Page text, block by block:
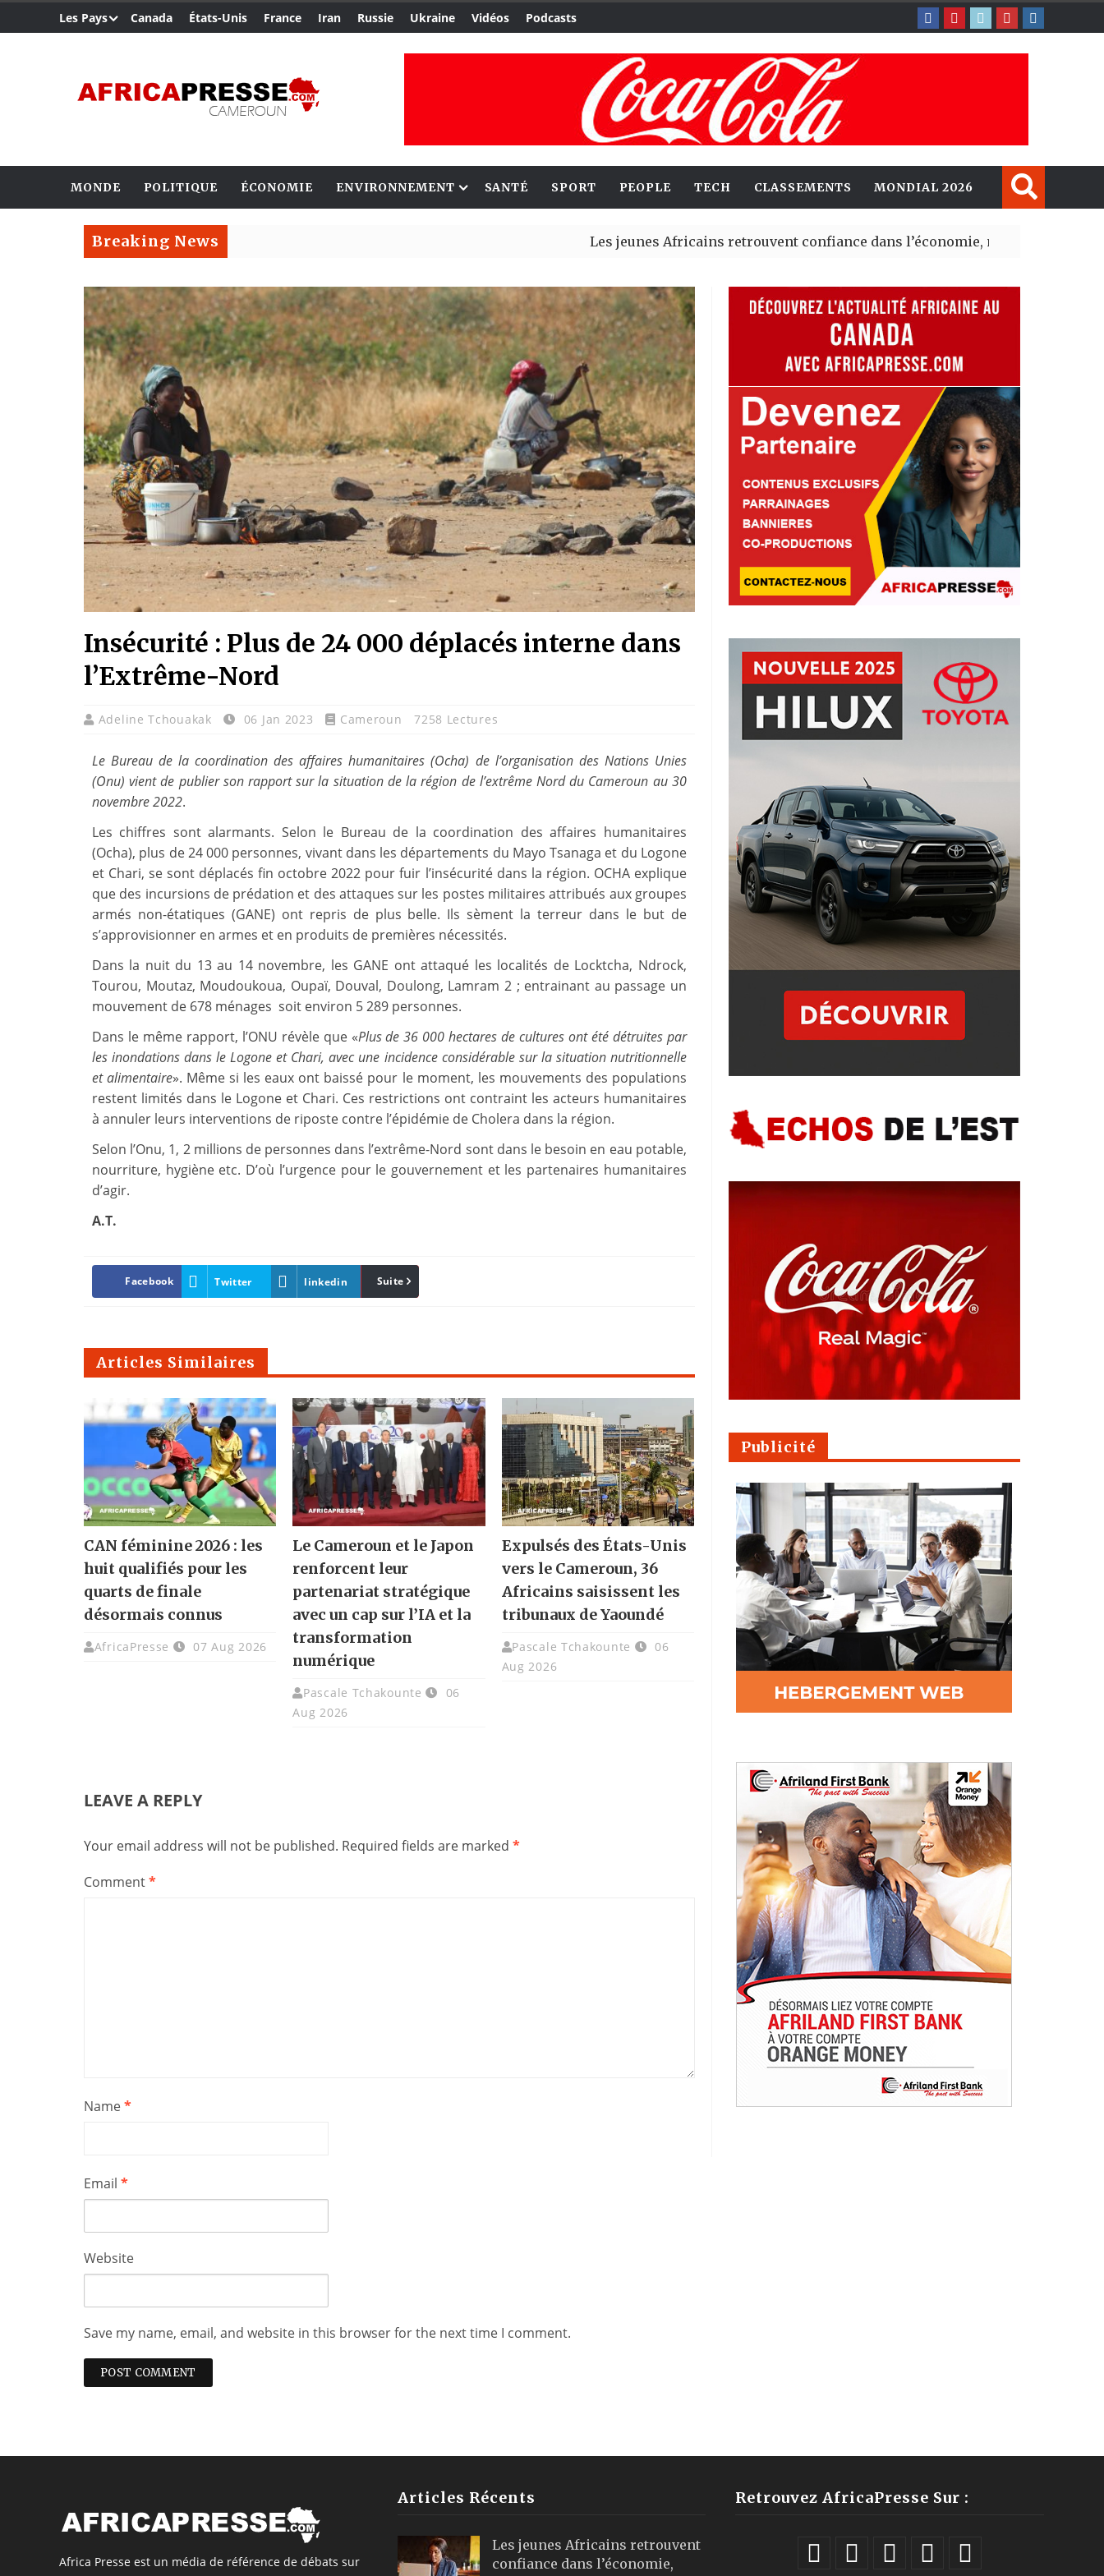
Les Pays Canada États-Unis France Iran Russie Ukraine Vidéos Podcasts
MONDE POLITIQUE ÉCONOMIE ENVIRONNEMENT SANTÉ SPORT PEOPLE TECH CLASSEMENTS MONDIAL 2026
Breaking News Les jeunes Africains retrouvent confiance dans l’économie, mais trois grands
Insécurité : Plus de 24 000 déplacés interne dans
l’Extrême-Nord
Adeline Tchouakak 06 Jan 2023 Cameroun 7258 Lectures
Le Bureau de la coordination des affaires humanitaires (Ocha) de l’organisation des Nations Unies
(Onu) vient de publier son rapport sur la situation de la région de l’extrême Nord du Cameroun au 30
novembre 2022.
Les chiffres sont alarmants. Selon le Bureau de la coordination des affaires humanitaires
(Ocha), plus de 24 000 personnes, vivant dans les départements du Mayo Tsanaga et du Logone
et Chari, se sont déplacés fin octobre 2022 pour fuir l’insécurité dans la région. OCHA explique
que des incursions de prédation et des attaques sur les postes militaires attribués aux groupes
armés non-étatiques (GANE) ont repris de plus belle. Ils sèment la terreur dans le but de
s’approvisionner en armes et en produits de premières nécessités.
Dans la nuit du 13 au 14 novembre, les GANE ont attaqué les localités de Locktcha, Ndrock,
Tourou, Moutaz, Moudoukoua, Oupaï, Douval, Doulong, Lamram 2 ; entrainant au passage un
mouvement de 678 ménages soit environ 5 289 personnes.
Dans le même rapport, l’ONU révèle que «Plus de 36 000 hectares de cultures ont été détruites par
les inondations dans le Logone et Chari, avec une incidence considérable sur la situation nutritionnelle
et alimentaire». Même si les eaux ont baissé pour le moment, les mouvements des populations
restent limités dans le Logone et Chari. Ces restrictions ont contraint les acteurs humanitaires
à annuler leurs interventions de riposte contre l’épidémie de Cholera dans la région.
Selon l’Onu, 1, 2 millions de personnes dans l’extrême-Nord sont dans le besoin en eau potable,
nourriture, hygiène etc. D’où l’urgence pour le gouvernement et les partenaires humanitaires
d’agir.
A.T.
Facebook Twitter linkedin Pinterest
Suite
Articles Similaires
CAN féminine 2026 : les
huit qualifiés pour les
quarts de finale
désormais connus
AfricaPresse 07 Aug 2026
Le Cameroun et le Japon
renforcent leur
partenariat stratégique
avec un cap sur l’IA et la
transformation
numérique
Pascale Tchakounte
06
Aug 2026
Expulsés des États-Unis
vers le Cameroun, 36
Africains saisissent les
tribunaux de Yaoundé
Pascale Tchakounte
06
Aug 2026
LEAVE A REPLY
Your email address will not be published. Required fields are marked *
Comment*
Name*
Email *
Website
Save my name, email, and website in this browser for the next time I comment.
Publicité
Africa Presse est un média de référence de débats sur
Articles Récents
Les jeunes Africains retrouvent
confiance dans l’économie,
Retrouvez AfricaPresse Sur :